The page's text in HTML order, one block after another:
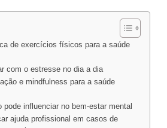
de exercícios físicos para a saúde
com o estresse no dia a dia
e mindfulness para a saúde
pode influenciar no bem-estar mental
ajuda profissional em casos de